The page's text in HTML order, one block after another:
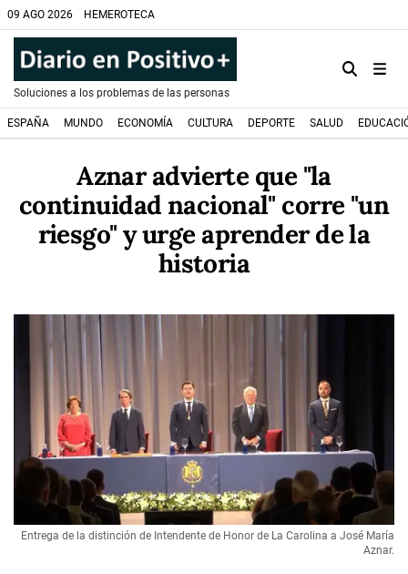
09 AGO 2026 HEMEROTECA
Soluciones a los problemas de las personas
ESPAÑA MUNDO ECONOMÍA CULTURA DEPORTE SALUD
Aznar advierte que "la
continuidad nacional" corre "un
riesgo" y urge aprender de la
historia
Entrega de la distinción de Intendente de Honor de La Carolina a José María
Aznar.